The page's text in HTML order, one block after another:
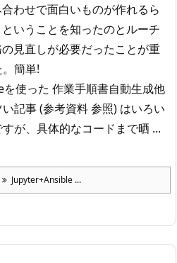
わせで面白いものが作れるら
ということを知ったのとルーチ
の見直しが必要だったことが重
簡単!
使った 作業手順書自動生成他
記事 (参考資料 参照) はいろい
が、具体的なコードまで晒 ...
Jupyter+Ansible ...